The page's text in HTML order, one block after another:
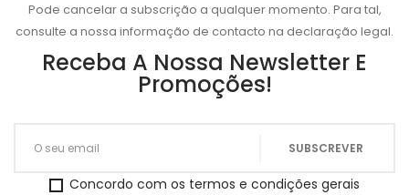
Pode cancelar a subscrição a qualquer momento. Para tal,
consulte a nossa informação de contacto na declaração legal.
Receba A Nossa Newsletter E
Promoções!
Concordo com os termos e condições gerais